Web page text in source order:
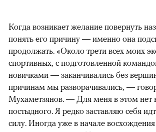
Когда возникает желание повернуть
понять его причину — именно она
продолжать. «Около трети всех моих
спортивных, с подготовленной
новичками — заканчивались без
причинам мы разворачивались, —
Мухаметзянов. — Для меня в этом нет
постыдного. Я редко заставляю себя
силу. Иногда уже в начале